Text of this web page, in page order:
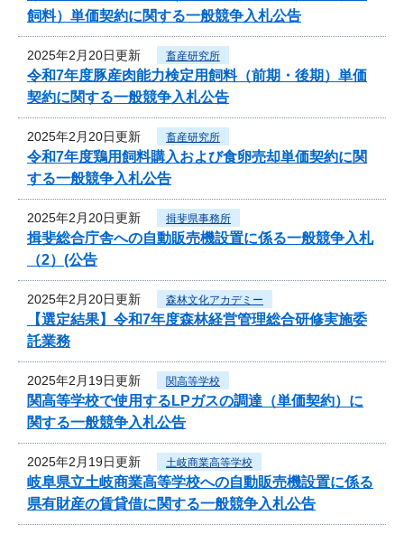
飼料）単価契約に関する一般競争入札公告
2025年2月20日更新 畜産研究所
令和7年度豚産肉能力検定用飼料（前期・後期）単価
契約に関する一般競争入札公告
2025年2月20日更新 畜産研究所
令和7年度鶏用飼料購入および食卵売却単価契約に関
する一般競争入札公告
2025年2月20日更新 揖斐県事務所
揖斐総合庁舎への自動販売機設置に係る一般競争入札
（2）(公告
2025年2月20日更新 森林文化アカデミー
【選定結果】令和7年度森林経営管理総合研修実施委
託業務
2025年2月19日更新 関高等学校
関高等学校で使用するLPガスの調達（単価契約）に
関する一般競争入札公告
2025年2月19日更新 土岐商業高等学校
岐阜県立土岐商業高等学校への自動販売機設置に係る
県有財産の賃貸借に関する一般競争入札公告